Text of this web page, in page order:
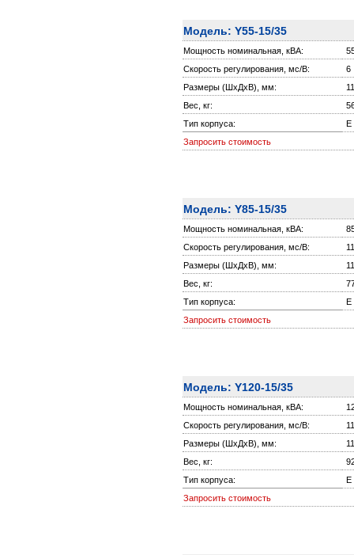
Модель: Y55-15/35
Мощность номинальная, кВА:
Скорость регулирования, мс/В:
6
Размеры (ШxДxВ), мм:
Вес, кг:
Тип корпуса:
E
Запросить стоимость
Модель: Y85-15/35
Мощность номинальная, кВА:
Скорость регулирования, мс/В:
11
Размеры (ШxДxВ), мм:
Вес, кг:
Тип корпуса:
E
Запросить стоимость
Модель: Y120-15/35
Мощность номинальная, кВА:
Скорость регулирования, мс/В:
11
Размеры (ШxДxВ), мм:
Вес, кг:
Тип корпуса:
E
Запросить стоимость